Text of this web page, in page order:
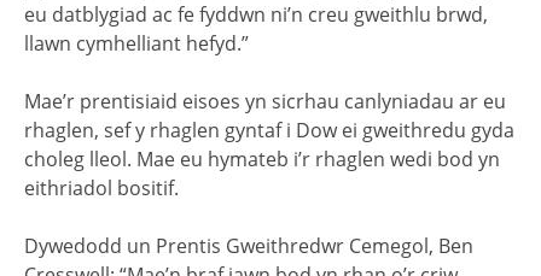
eu datblygiad ac fe fyddwn ni’n creu gweithlu brwd,
llawn cymhelliant hefyd.”
Mae’r prentisiaid eisoes yn sicrhau canlyniadau ar eu
rhaglen, sef y rhaglen gyntaf i Dow ei gweithredu gyda
choleg lleol. Mae eu hymateb i’r rhaglen wedi bod yn
eithriadol bositif.
Dywedodd un Prentis Gweithredwr Cemegol, Ben